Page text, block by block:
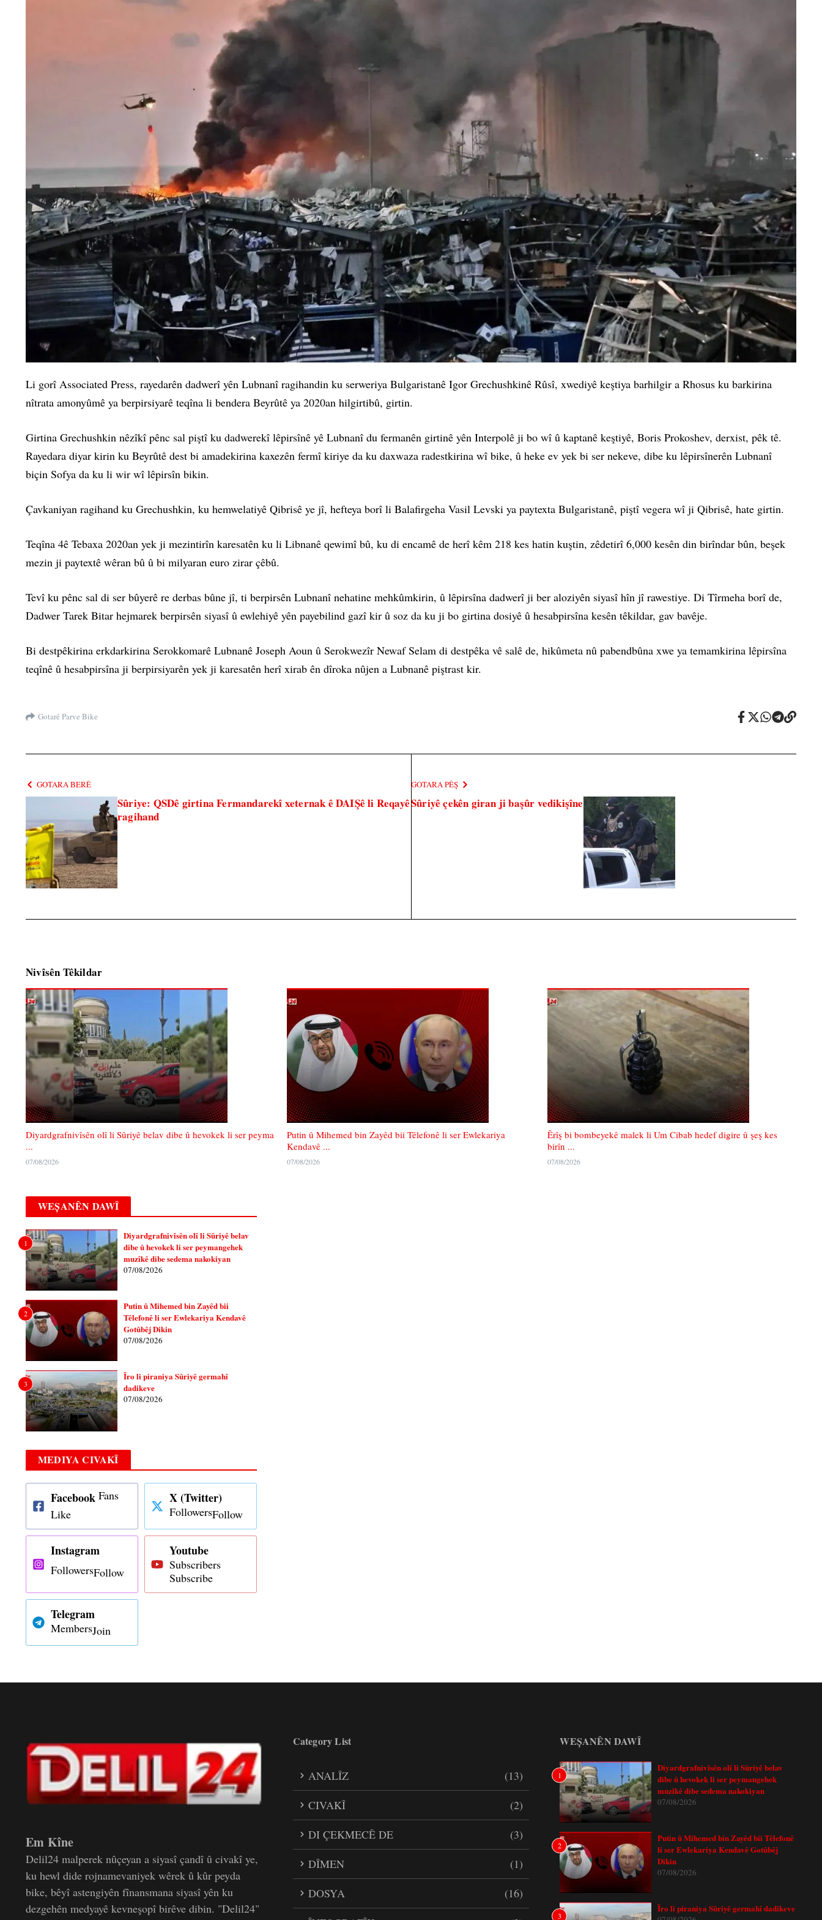
Li gorî Associated Press, rayedarên dadwerî yên Lubnanî ragihandin ku serweriya Bulgaristanê Igor Grechushkinê Rûsî, xwediyê keştiya barhilgir a Rhosus ku barkirina
nîtrata amonyûmê ya berpirsiyarê teqîna li bendera Beyrûtê ya 2020an hilgirtibû, girtin.
Girtina Grechushkin nêzîkî pênc sal piştî ku dadwerekî lêpirsînê yê Lubnanî du fermanên girtinê yên Interpolê ji bo wî û kaptanê keştiyê, Boris Prokoshev, derxist, pêk tê.
Rayedara diyar kirin ku Beyrûtê dest bi amadekirina kaxezên fermî kiriye da ku daxwaza radestkirina wî bike, û heke ev yek bi ser nekeve, dibe ku lêpirsînerên Lubnanî
biçin Sofya da ku li wir wî lêpirsîn bikin.
Çavkaniyan ragihand ku Grechushkin, ku hemwelatiyê Qibrisê ye jî, hefteya borî li Balafirgeha Vasil Levski ya paytexta Bulgaristanê, piştî vegera wî ji Qibrisê, hate girtin.
Teqîna 4ê Tebaxa 2020an yek ji mezintirîn karesatên ku li Libnanê qewimî bû, ku di encamê de herî kêm 218 kes hatin kuştin, zêdetirî 6,000 kesên din birîndar bûn, beşek
mezin ji paytextê wêran bû û bi milyaran euro zirar çêbû.
Tevî ku pênc sal di ser bûyerê re derbas bûne jî, ti berpirsên Lubnanî nehatine mehkûmkirin, û lêpirsîna dadwerî ji ber aloziyên siyasî hîn jî rawestiye. Di Tîrmeha borî de,
Dadwer Tarek Bitar hejmarek berpirsên siyasî û ewlehiyê yên payebilind gazî kir û soz da ku ji bo girtina dosiyê û hesabpirsîna kesên têkildar, gav bavêje.
Bi destpêkirina erkdarkirina Serokkomarê Lubnanê Joseph Aoun û Serokwezîr Newaf Selam di destpêka vê salê de, hikûmeta nû pabendbûna xwe ya temamkirina lêpirsîna
teqînê û hesabpirsîna ji berpirsiyarên yek ji karesatên herî xirab ên dîroka nûjen a Lubnanê piştrast kir.
Gotarê Parve Bike
GOTARA BERÊ
Sûriye: QSDê girtina Fermandarekî xeternak ê DAIŞê li Reqayê
ragihand
GOTARA PÊŞ
Sûriyê çekên giran ji başûr vedikişîne
Nivîsên Têkildar
Diyardgrafnivîsên olî li Sûriyê belav dibe û hevokek li ser peyma
...
07/08/2026
Putin û Mihemed bin Zayêd bii Têlefonê li ser Ewlekariya
Kendavê ...
07/08/2026
Êrîş bi bombeyekê malek li Um Cibab hedef digire û şeş kes
birîn ...
07/08/2026
WEȘANÊN DAWÎ
1
Diyardgrafnivîsên olî li Sûriyê belav
dibe û hevokek li ser peymangehek
muzîkê dibe sedema nakokiyan
07/08/2026
2
Putin û Mihemed bin Zayêd bii
Têlefonê li ser Ewlekariya Kendavê
Gotûbêj Dikin
07/08/2026
3
Îro li piraniya Sûriyê germahî
dadikeve
07/08/2026
MEDIYA CIVAKÎ
Facebook Fans
Like
X (Twitter)
FollowersFollow
Instagram
FollowersFollow
Youtube
Subscribers
Subscribe
Telegram
MembersJoin
Em Kîne
Delil24 malperek nûçeyan a siyasî çandî û civakî ye,
ku hewl dide rojnamevaniyek wêrek û kûr peyda
bike, bêyî astengiyên fînansmana siyasî yên ku
dezgehên medyayê kevneşopî birêve dibin. "Delil24"
Category List
ANALÎZ
(13)
CIVAKÎ
(2)
DI ÇEKMECÊ DE
(3)
DÎMEN
(1)
DOSYA
(16)
WEȘANÊN DAWÎ
1
Diyardgrafnivîsên olî li Sûriyê belav
dibe û hevokek li ser peymangehek
muzîkê dibe sedema nakokiyan
07/08/2026
2
Putin û Mihemed bin Zayêd bii Têlefonê
li ser Ewlekariya Kendavê Gotûbêj
Dikin
07/08/2026
3
Îro li piraniya Sûriyê germahî dadikeve